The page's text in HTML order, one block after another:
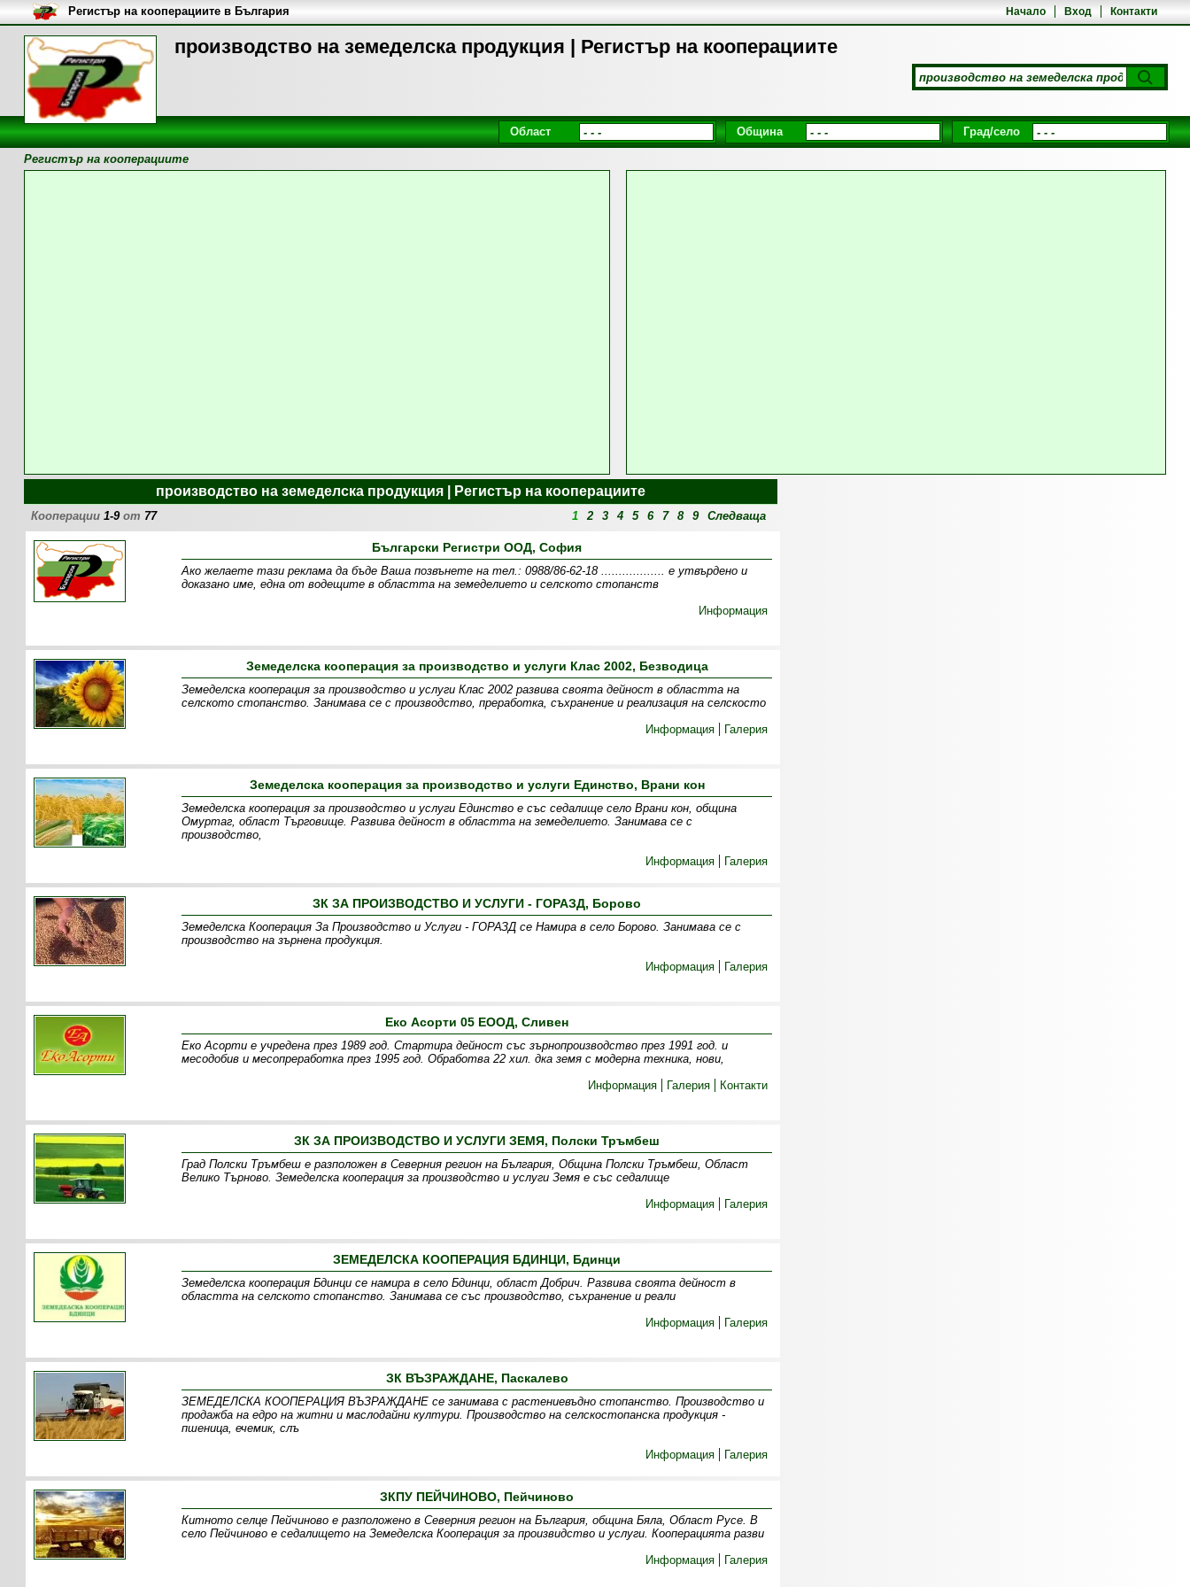
производство на земеделска продукция | Регистър на кооперациите
Начало Вход Контакти
Регистър на кооперациите в България
Област Община Град/село
Регистър на кооперациите
производство на земеделска продукция | Регистър на кооперациите
Кооперации1-9от 77 1 2 3 4 5 6 7 8 9 Следваща
Български Регистри ООД, София
Ако желаете тази реклама да бъде Ваша позвънете на тел.: 0988/86-62-18 .................. e утвърдено и
доказано име, една от водещите в областта на земеделието и селското стопанств
Информация
Земеделска кооперация за производство и услуги Клас 2002, Безводица
Земеделска кооперация за производство и услуги Клас 2002 развива своята дейност в областта на
селското стопанство. Занимава се с производство, преработка, съхранение и реализация на селскосто
Информация
Галерия
Земеделска кооперация за производство и услуги Единство, Врани кон
Земеделска кооперация за производство и услуги Единство е със седалище село Врани кон, община
Омуртаг, област Търговище. Развива дейност в областта на земеделието. Занимава се с
производство,
Информация
Галерия
ЗК ЗА ПРОИЗВОДСТВО И УСЛУГИ - ГОРАЗД, Борово
Земеделска Кооперация За Производство и Услуги - ГОРАЗД се Намира в село Борово. Занимава се с
производство на зърнена продукция.
Информация
Галерия
Еко Асорти 05 ЕООД, Сливен
Еко Асорти е учредена през 1989 год. Стартира дейност със зърнопроизводство през 1991 год. и
месодобив и месопреработка през 1995 год. Обработва 22 хил. дка земя c модерна техника, нови,
Информация
Галерия Контакти
ЗК ЗА ПРОИЗВОДСТВО И УСЛУГИ ЗЕМЯ, Полски Тръмбеш
Град Полски Тръмбеш е разположен в Северния регион на България, Община Полски Тръмбеш, Област
Велико Търново. Земеделска кооперация за производство и услуги Земя е със седалище
Информация
Галерия
ЗЕМЕДЕЛСКА КООПЕРАЦИЯ БДИНЦИ, Бдинци
Земеделска кооперация Бдинци се намира в село Бдинци, област Добрич. Развива своята дейност в
областта на селското стопанство. Занимава се със производство, съхранение и реали
Информация
Галерия
ЗК ВЪЗРАЖДАНЕ, Паскалево
ЗЕМЕДЕЛСКА КООПЕРАЦИЯ ВЪЗРАЖДАНЕ се занимава с растениевъдно стопанство. Производство и
продажба на едро на житни и маслодайни култури. Производство на селскостопанска продукция -
пшеница, ечемик, слъ
Информация
Галерия
ЗКПУ ПЕЙЧИНОВО, Пейчиново
Китното селце Пейчиново е разположено в Северния регион на България, община Бяла, Област Русе. В
село Пейчиново е седалището на Земеделска Кооперация за произвидство и услуги. Кооперацията разви
Информация
Галерия